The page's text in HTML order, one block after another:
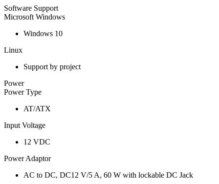
Software Support
Microsoft Windows
Windows 10
Linux
Support by project
Power
Power Type
AT/ATX
Input Voltage
12 VDC
Power Adaptor
AC to DC, DC12 V/5 A, 60 W with lockable DC Jack